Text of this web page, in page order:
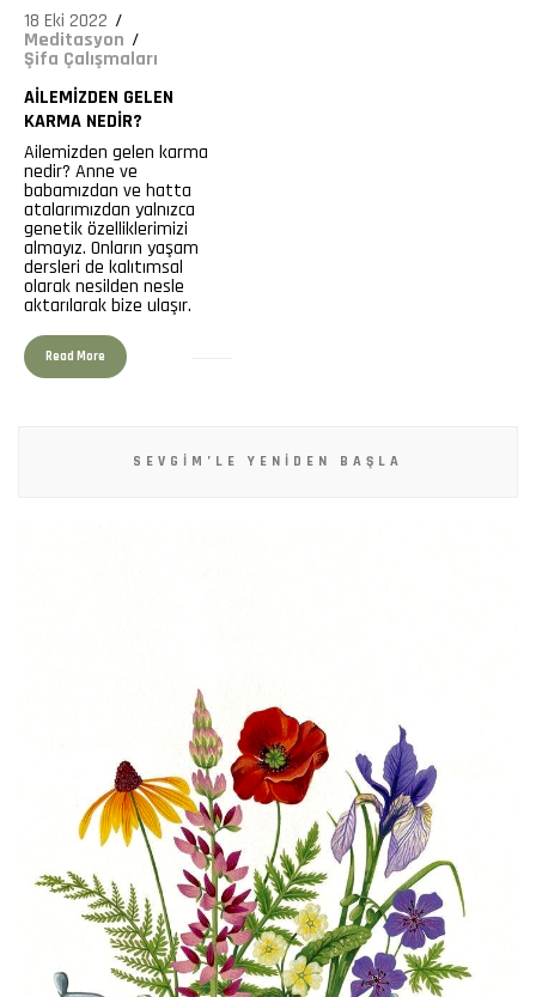
18 Eki 2022
Meditasyon
Şifa Çalışmaları
AILEMIZDEN GELEN
KARMA NEDIR?
Ailemizden gelen karma
nedir? Anne ve
babamızdan ve hatta
atalarımızdan yalnızca
genetik özelliklerimizi
almayız. Onların yaşam
dersleri de kalıtımsal
olarak nesilden nesle
aktarılarak bize ulaşır.
Read More
SEVGIM’LE YENIDEN BAŞLA